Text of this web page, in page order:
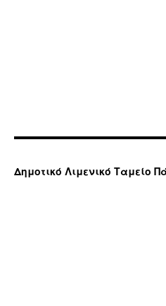
Δημοτικό Λιμενικό Ταμείο